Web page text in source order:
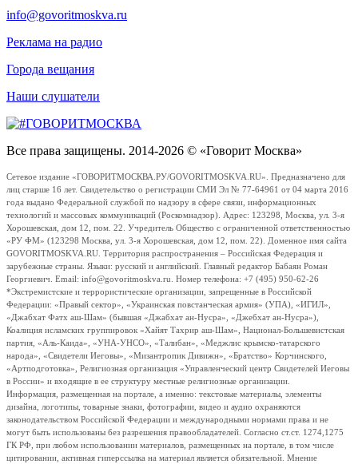
info@govoritmoskva.ru
Реклама на радио
Города вещания
Наши слушатели
Все права защищены. 2014-2026 © «Говорит Москва»
Сетевое издание «ГОВОРИТМОСКВА.РУ/GOVORITMOSKVA.RU». Предназначено для
лиц старше 16 лет. Свидетельство о регистрации СМИ Эл № 77-64961 от 04 марта 2016
года выдано Федеральной службой по надзору в сфере связи, информационных
технологий и массовых коммуникаций (Роскомнадзор). Адрес: 123298, Москва, ул. 3-я
Хорошевская, дом 12, пом. 22. Учредитель Общество с ограниченной ответственностью
«РУ ФМ» (123298 Москва, ул. 3-я Хорошевская, дом 12, пом. 22). Доменное имя сайта
GOVORITMOSKVA.RU. Территория распространения – Российская Федерация и
зарубежные страны. Языки: русский и английский. Главный редактор Бабаян Роман
Георгиевич. Email: info@govoritmoskva.ru. Номер телефона: +7 (495) 950-62-26
*Экстремистские и террористические организации, запрещенные в Российской
Федерации: «Правый сектор», «Украинская повстанческая армия» (УПА), «ИГИЛ»,
«Джабхат Фатх аш-Шам» (бывшая «Джабхат ан-Нусра», «Джебхат ан-Нусра»),
Коалиция исламских группировок «Хайят Тахрир аш-Шам», Национал-Большевистская
партия, «Аль-Каида», «УНА-УНСО», «Талибан», «Меджлис крымско-татарского
народа», «Свидетели Иеговы», «Мизантропик Дивижн», «Братство» Корчинского,
«Артподготовка», Религиозная организация «Управленческий центр Свидетелей Иеговы
в России» и входящие в ее структуру местные религиозные организации.
Информация, размещенная на портале, а именно: текстовые материалы, элементы
дизайна, логотипы, товарные знаки, фотографии, видео и аудио охраняются
законодательством Российской Федерации и международными нормами права и не
могут быть использованы без разрешения правообладателей. Согласно ст.ст. 1274,1275
ГК РФ, при любом использовании материалов, размещенных на портале, в том числе
цитировании, активная гиперссылка на материал является обязательной. Мнение